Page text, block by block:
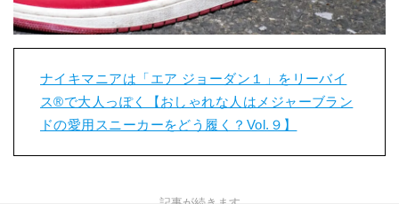
ナイキマニアは「エア ジョーダン１」をリーバイ
ス®︎で大人っぽく【おしゃれな人はメジャーブラン
ドの愛用スニーカーをどう履く？Vol.９】